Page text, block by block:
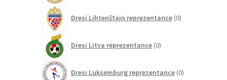
Dresi Lihtenštajn reprezentance 0izdelkov
Dresi Litva reprezentance 0izdelkov
Dresi Luksemburg reprezentance 0izdelkov